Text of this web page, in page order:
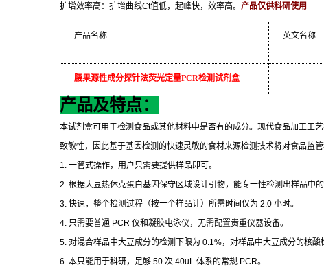
扩增效率高：扩增曲线Ct值低，起峰快，效率高。 产品仅供科研使用
产品名称 英文名称
腰果源性成分探针法荧光定量PCR检测试剂盒
产品及特点：
本试剂盒可用于检测食品或其他材料中是否有的成分。现代食品加工工
致敏性，因此基于基因检测的快速灵敏的食材来源检测技术将对食品监
1. 一管式操作，用户只需要提供样品即可。
2. 根据大豆热休克蛋白基因保守区域设计引物，能专一性检测出样品中
3. 快速，整个检测过程（按一个样品计）所需时间仅为 2.0 小时。
4. 只需要普通 PCR 仪和凝胶电泳仪，无需配置贵重仪器设备。
5. 对混合样品中大豆成分的检测下限为 0.1%，对样品中大豆成分的核酸
6. 本只能用于科研，足够 50 次 40uL 体系的常规 PCR。